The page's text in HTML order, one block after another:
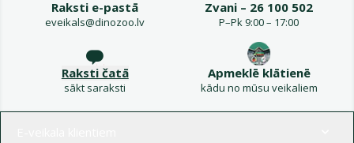
Raksti e-pastā
eveikals@dinozoo.lv
Zvani – 26 100 502
P–Pk 9:00 – 17:00
Raksti čatā
sākt saraksti
Apmeklē klātienē
kādu no mūsu veikaliem